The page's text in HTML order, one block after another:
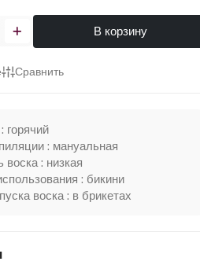
В корзину
Сравнить
горячий
: мануальная
воска : низкая
: бикини
воска : в брикетах